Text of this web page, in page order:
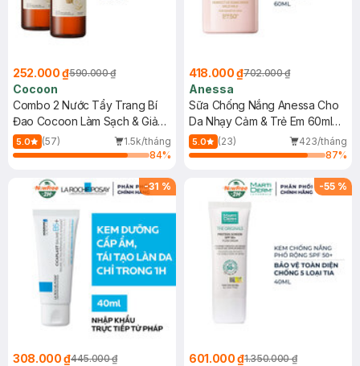
252.000 ₫590.000 ₫
Cocoon
Combo 2 Nước Tẩy Trang Bí
Đao Cocoon Làm Sạch & Giảm
Dầu 500ml
5.0 (57)
1.5k/tháng
84%
418.000 ₫702.000 ₫
Anessa
Sữa Chống Nắng Anessa Cho
Da Nhạy Cảm & Trẻ Em 60ml
(Mới)
5.0 (23)
423/tháng
87%
-31 %
308.000 ₫445.000 ₫
-55 %
601.000 ₫1.350.000 ₫